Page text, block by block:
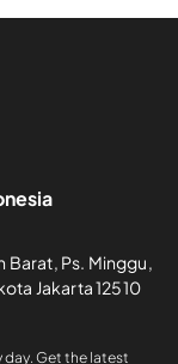
Barat, Ps. Minggu,
Jakarta 12510
day. Get the latest